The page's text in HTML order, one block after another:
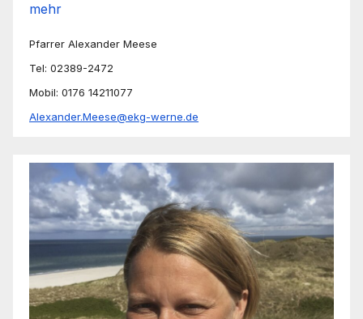
mehr
Pfarrer Alexander Meese
Tel: 02389-2472
Mobil: 0176 14211077
Alexander.Meese@ekg-werne.de